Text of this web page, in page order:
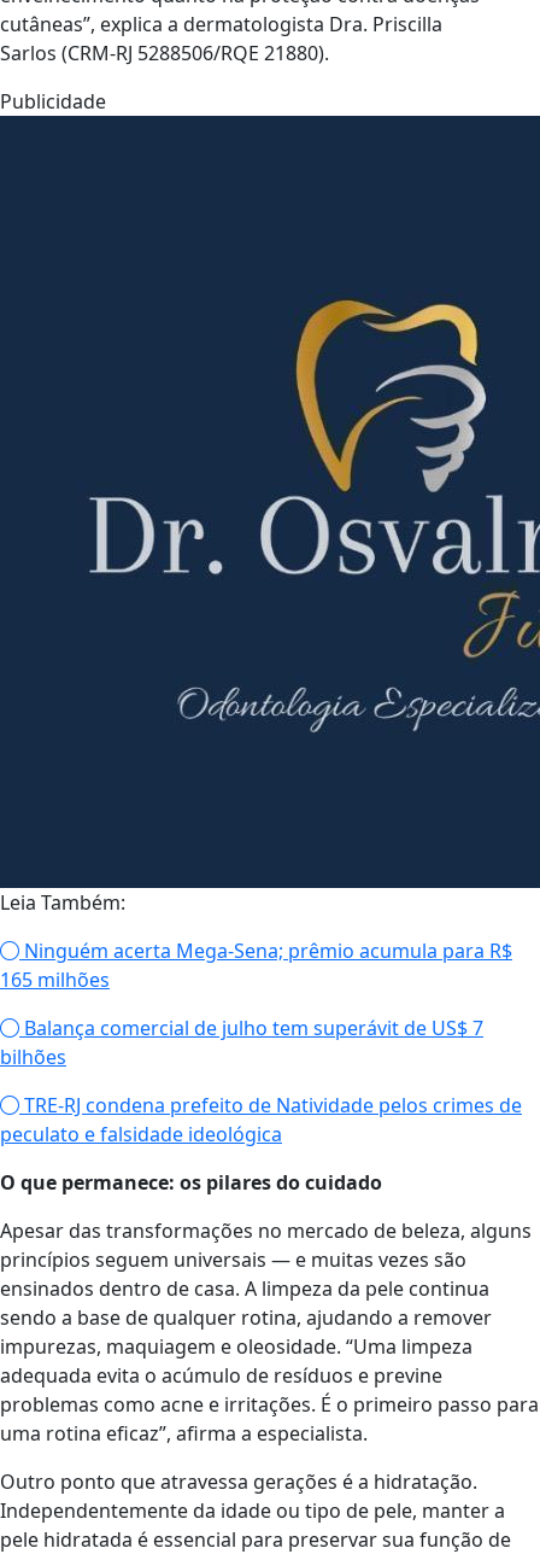
cutâneas”, explica a dermatologista Dra. Priscilla
Sarlos (CRM-RJ 5288506/RQE 21880).
Publicidade
Leia Também:
Ninguém acerta Mega-Sena; prêmio acumula para R$
165 milhões
Balança comercial de julho tem superávit de US$ 7
bilhões
TRE-RJ condena prefeito de Natividade pelos crimes de
peculato e falsidade ideológica
O que permanece: os pilares do cuidado
Apesar das transformações no mercado de beleza, alguns
princípios seguem universais — e muitas vezes são
ensinados dentro de casa. A limpeza da pele continua
sendo a base de qualquer rotina, ajudando a remover
impurezas, maquiagem e oleosidade. “Uma limpeza
adequada evita o acúmulo de resíduos e previne
problemas como acne e irritações. É o primeiro passo para
uma rotina eficaz”, afirma a especialista.
Outro ponto que atravessa gerações é a hidratação.
Independentemente da idade ou tipo de pele, manter a
pele hidratada é essencial para preservar sua função de